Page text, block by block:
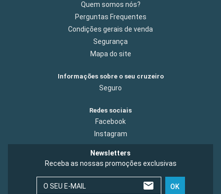
Quem somos nós?
Perguntas Frequentes
Condições gerais de venda
Segurança
Mapa do site
Informações sobre o seu cruzeiro
Seguro
Redes sociais
Facebook
Instagram
Newsletters
Receba as nossas promoções exclusivas
O SEU E-MAIL OK